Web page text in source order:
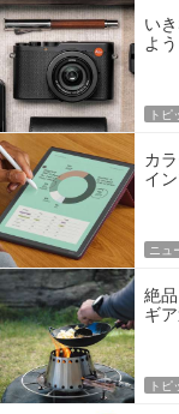
い
よ
トピ
カ
イ
ニュ
絶
ギ
トピ